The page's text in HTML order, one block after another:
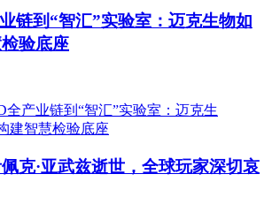
链到“智汇”实验室：迈克生物如
验底座
克·亚武兹逝世，全球玩家深切哀